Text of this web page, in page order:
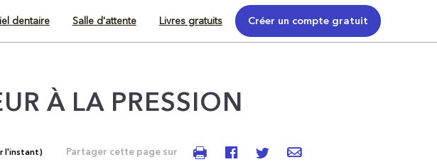
dentaire Salle d'attente Livres gratuits Créer un compte gratuit
À LA PRESSION
l'instant) Partager cette page sur